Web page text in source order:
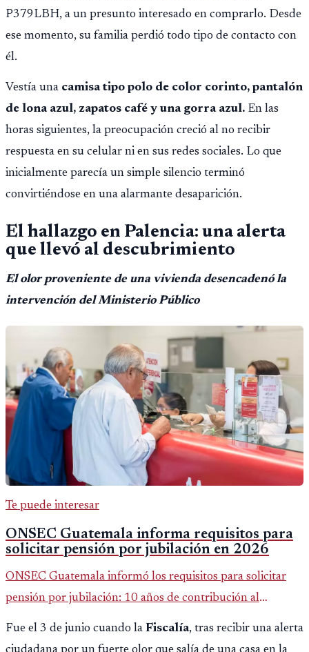
P379LBH, a un presunto interesado en comprarlo. Desde
ese momento, su familia perdió todo tipo de contacto con
él.
Vestía una camisa tipo polo de color corinto, pantalón
de lona azul, zapatos café y una gorra azul. En las
horas siguientes, la preocupación creció al no recibir
respuesta en su celular ni en sus redes sociales. Lo que
inicialmente parecía un simple silencio terminó
convirtiéndose en una alarmante desaparición.
El hallazgo en Palencia: una alerta
que llevó al descubrimiento
El olor proveniente de una vivienda desencadenó la
intervención del Ministerio Público
Te puede interesar
ONSEC Guatemala informa requisitos para
solicitar pensión por jubilación en 2026
ONSEC Guatemala informó los requisitos para solicitar
pensión por jubilación: 10 años de contribución al
Montepío y 50 años de edad, o 20 años de servicio sin
importar edad.
Fue el 3 de junio cuando la Fiscalía, tras recibir una alerta